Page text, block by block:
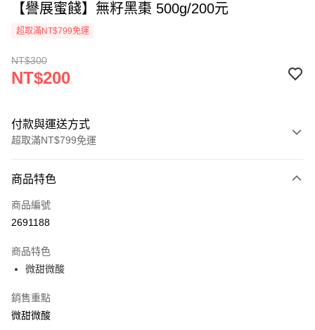
【譽展蜜餞】無籽黑棗 500g/200元
超取滿NT$799免運
NT$300
NT$200
付款與運送方式
超取滿NT$799免運
信用卡一次付款
超商取貨付款
Apple Pay
街口支付
悠遊付
商品特色
商品編號
2691188
商品特色
微甜微酸
銷售重點
微甜微酸